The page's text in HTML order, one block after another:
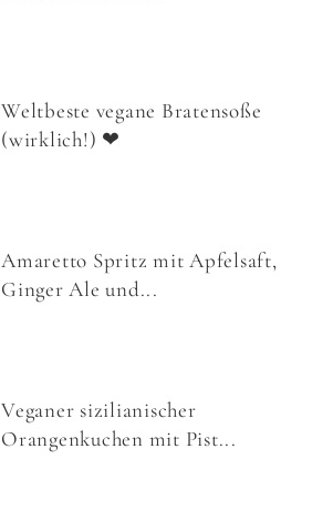
Weltbeste vegane Bratensoße
(wirklich!) ❤
Amaretto Spritz mit Apfelsaft,
Ginger Ale und...
Veganer sizilianischer
Orangenkuchen mit Pist...